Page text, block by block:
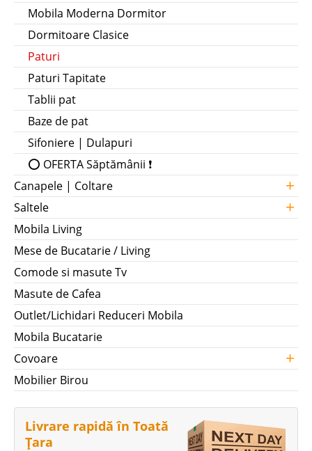
Mobila Moderna Dormitor
Dormitoare Clasice
Paturi
Paturi Tapitate
Tablii pat
Baze de pat
Sifoniere | Dulapuri
⭕ OFERTA Săptămânii ❗
Canapele | Coltare
+
Saltele +
Mobila Living
Mese de Bucatarie / Living
Comode si masute Tv
Masute de Cafea
Outlet/Lichidari Reduceri Mobila
Mobila Bucatarie
Covoare
+
Mobilier Birou
Livrare rapidă în Toată
Țara